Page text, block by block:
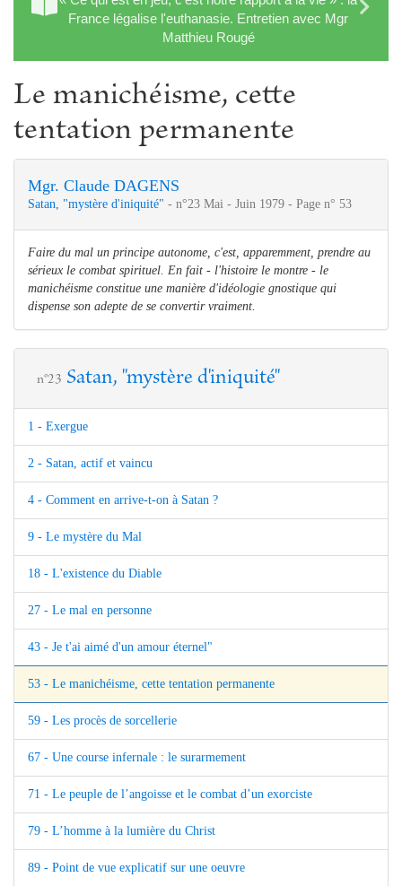
France légalise l'euthanasie. Entretien avec Mgr
Matthieu Rougé
Le manichéisme, cette
tentation permanente
Mgr. Claude DAGENS
Satan, "mystère d'iniquité" - n°23 Mai - Juin 1979 - Page n° 53
Faire du mal un principe autonome, c'est, apparemment, prendre au
sérieux le combat spirituel. En fait - l'histoire le montre - le
manichéisme constitue une manière d'idéologie gnostique qui
dispense son adepte de se convertir vraiment.
n°23 Satan, "mystère d'iniquité"
1 - Exergue
2 - Satan, actif et vaincu
4 - Comment en arrive-t-on à Satan ?
9 - Le mystère du Mal
18 - L'existence du Diable
27 - Le mal en personne
43 - Je t'ai aimé d'un amour éternel"
53 - Le manichéisme, cette tentation permanente
59 - Les procès de sorcellerie
67 - Une course infernale : le surarmement
71 - Le peuple de l’angoisse et le combat d’un exorciste
79 - L’homme à la lumière du Christ
89 - Point de vue explicatif sur une oeuvre